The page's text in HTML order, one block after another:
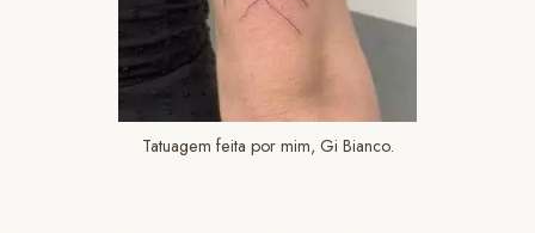
Tatuagem feita por mim, Gi Bianco.